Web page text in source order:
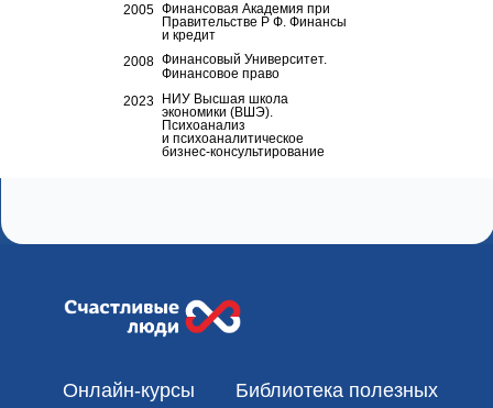
2005 Финансовая Академия при
Правительстве Р Ф. Финансы
и кредит
2008 Финансовый Университет.
Финансовое право
2023
НИУ Высшая школа
экономики (ВШЭ).
Психоанализ
и психоаналитическое
бизнес-консультирование
Онлайн-курсы
Библиотека полезных